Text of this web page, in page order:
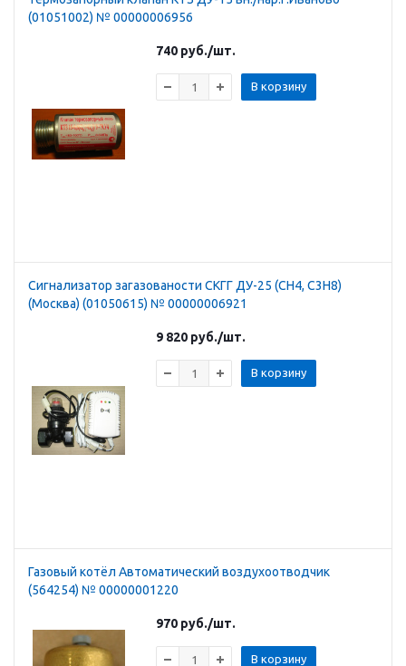
(01051002) № 00000006956
740 руб./шт.
В корзину
Сигнализатор загазованости СКГГ ДУ-25 (СН4, С3Н8)
(Москва) (01050615) № 00000006921
9 820 руб./шт.
В корзину
Газовый котёл Автоматический воздухоотводчик
(564254) № 00000001220
970 руб./шт.
В корзину